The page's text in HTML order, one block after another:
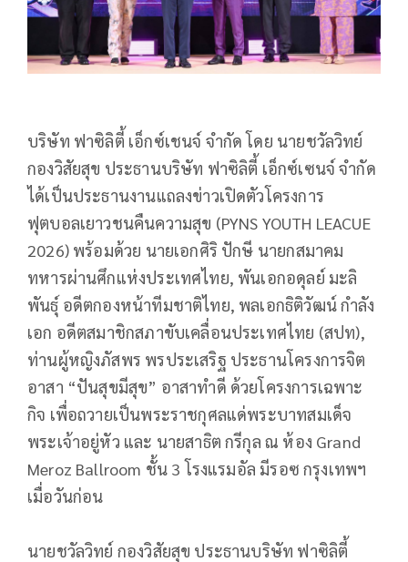
บริษัท ฟาซิลิตี้ เอ็กซ์เชนจ์ จำกัด โดย นายชวัลวิทย์
กองวิสัยสุข ประธานบริษัท ฟาซิลิตี้ เอ็กซ์เซนจ์ จำกัด
ได้เป็นประธานงานแถลงข่าวเปิดตัวโครงการ
ฟุตบอลเยาวชนคืนความสุข (PYNS YOUTH LEACUE
2026) พร้อมด้วย นายเอกศิริ ปักษี นายกสมาคม
ทหารผ่านศึกแห่งประเทศไทย, พันเอกอดุลย์ มะลิ
พันธุ์ อดีตกองหน้าทีมชาติไทย, พลเอกธิติวัฒน์ กำลัง
เอก อดีตสมาชิกสภาขับเคลื่อนประเทศไทย (สปท),
ท่านผู้หญิงภัสพร พรประเสริฐ ประธานโครงการจิต
อาสา “ปันสุขมีสุข” อาสาทำดี ด้วยโครงการเฉพาะ
กิจ เพื่อถวายเป็นพระราชกุศลแด่พระบาทสมเด็จ
พระเจ้าอยู่หัว และ นายสาธิต กรีกุล ณ ห้อง Grand
Meroz Ballroom ชั้น 3 โรงแรมอัล มีรอซ กรุงเทพฯ
เมื่อวันก่อน
นายชวัลวิทย์ กองวิสัยสุข ประธานบริษัท ฟาซิลิตี้